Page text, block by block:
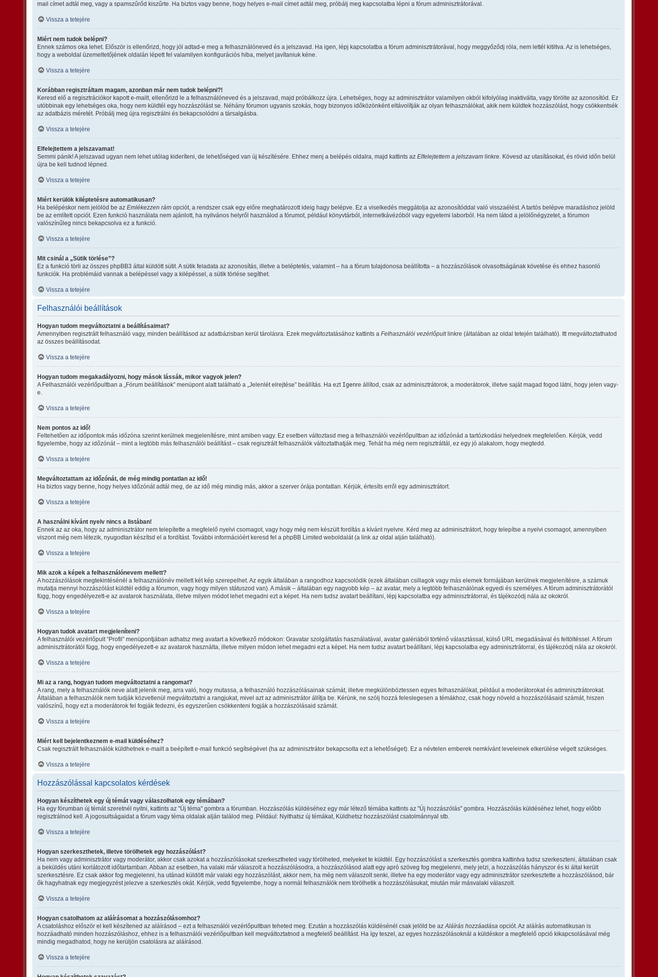
mail címet adtál meg, vagy a spamszűrőd kiszűrte. Ha biztos vagy benne, hogy helyes e-mail címet adtál meg, próbálj meg kapcsolatba lépni a fórum adminisztrátorával.
Vissza a tetejére
Miért nem tudok belépni?
Ennek számos oka lehet. Először is ellenőrizd, hogy jól adtad-e meg a felhasználóneved és a jelszavad. Ha igen, lépj kapcsolatba a fórum adminisztrátorával, hogy meggyőződj róla, nem lettél kitiltva. Az is lehetséges,
hogy a weboldal üzemeltetőjének oldalán lépett fel valamilyen konfigurációs hiba, melyet javítaniuk kéne.
Vissza a tetejére
Korábban regisztráltam magam, azonban már nem tudok belépni?!
Keresd elő a regisztrációkor kapott e-mailt, ellenőrizd le a felhasználóneved és a jelszavad, majd próbálkozz újra. Lehetséges, hogy az adminisztrátor valamilyen okból kifolyólag inaktiválta, vagy törölte az azonosítód. Ez
utóbbinak egy lehetséges oka, hogy nem küldtél egy hozzászólást se. Néhány fórumon ugyanis szokás, hogy bizonyos időközönként eltávolítják az olyan felhasználókat, akik nem küldtek hozzászólást, hogy csökkentsék
az adatbázis méretét. Próbálj meg újra regisztrálni és bekapcsolódni a társalgásba.
Vissza a tetejére
Elfelejtettem a jelszavamat!
Semmi pánik! A jelszavad ugyan nem lehet utólag kideríteni, de lehetőséged van új készítésére. Ehhez menj a belépés oldalra, majd kattints azElfelejtettem a jelszavam linkre. Kövesd az utasításokat, és rövid időn belül
újra be kell tudnod lépned.
Vissza a tetejére
Miért kerülök kiléptetésre automatikusan?
Ha belépéskor nem jelölöd be azEmlékezzen rám opciót, a rendszer csak egy előre meghatározott ideig hagy belépve. Ez a viselkedés meggátolja az azonosítóddal való visszaélést. A tartós belépve maradáshoz jelöld
be az említett opciót. Ezen funkció használata nem ajánlott, ha nyilvános helyről használod a fórumot, például könyvtárból, internetkávézóból vagy egyetemi laborból. Ha nem látod a jelölőnégyzetet, a fórumon
valószínűleg nincs bekapcsolva ez a funkció.
Vissza a tetejére
Mit csinál a „Sütik törlése”?
Ez a funkció törli az összes phpBB3 által küldött sütit. A sütik feladata az azonosítás, illetve a beléptetés, valamint – ha a fórum tulajdonosa beállította – a hozzászólások olvasottságának követése és ehhez hasonló
funkciók. Ha problémáid vannak a belépéssel vagy a kilépéssel, a sütik törlése segíthet.
Vissza a tetejére
Felhasználói beállítások
Hogyan tudom megváltoztatni a beállításaimat?
Amennyiben regisztrált felhasználó vagy, minden beállításod az adatbázisban kerül tárolásra. Ezek megváltoztatásához kattints aFelhasználói vezérlőpultlinkre (általában az oldal tetején található). Itt megváltoztathatod
az összes beállításodat.
Vissza a tetejére
Hogyan tudom megakadályozni, hogy mások lássák, mikor vagyok jelen?
A Felhasználói vezérlőpultban a „Fórum beállítások” menüpont alatt található a „Jelenlét elrejtése” beállítás. Ha ezt Igenre állítod, csak az adminisztrátorok, a moderátorok, illetve saját magad fogod látni, hogy jelen vagy-
e.
Vissza a tetejére
Nem pontos az idő!
Feltehetően az időpontok más időzóna szerint kerülnek megjelenítésre, mint amiben vagy. Ez esetben változtasd meg a felhasználói vezérlőpultban az időzónád a tartózkodási helyednek megfelelően. Kérjük, vedd
figyelembe, hogy az időzónát – mint a legtöbb más felhasználói beállítást – csak regisztrált felhasználók változtathatják meg. Tehát ha még nem regisztráltál, ez egy jó alakalom, hogy megtedd.
Vissza a tetejére
Megváltoztattam az időzónát, de még mindig pontatlan az idő!
Ha biztos vagy benne, hogy helyes időzónát adtál meg, de az idő még mindig más, akkor a szerver órája pontatlan. Kérjük, értesíts erről egy adminisztrátort.
Vissza a tetejére
A használni kívánt nyelv nincs a listában!
Ennek az az oka, hogy az adminisztrátor nem telepítette a megfelelő nyelvi csomagot, vagy hogy még nem készült fordítás a kívánt nyelvre. Kérd meg az adminisztrátort, hogy telepítse a nyelvi csomagot, amennyiben
viszont még nem létezik, nyugodtan készítsd el a fordítást. További információért keresd fel a phpBB Limited weboldalát (a link az oldal alján található).
Vissza a tetejére
Mik azok a képek a felhasználónevem mellett?
A hozzászólások megtekintésénél a felhasználónév mellett két kép szerepelhet. Az egyik általában a rangodhoz kapcsolódik (ezek általában csillagok vagy más elemek formájában kerülnek megjelenítésre, a számuk
mutatja mennyi hozzászólást küldtél eddig a fórumon, vagy hogy milyen státuszod van). A másik – általában egy nagyobb kép – az avatar, mely a legtöbb felhasználónak egyedi és személyes. A fórum adminisztrátorától
függ, hogy engedélyezett-e az avatarok használata, illetve milyen módot lehet megadni ezt a képet. Ha nem tudsz avatart beállítani, lépj kapcsolatba egy adminisztrátorral, és tájékozódj nála az okokról.
Vissza a tetejére
Hogyan tudok avatart megjeleníteni?
A felhasználói vezérlőpult “Profil” menüpontjában adhatsz meg avatart a következő módokon: Gravatar szolgáltatás használatával, avatar galériából történő választással, külső URL megadásával és feltöltéssel. A fórum
adminisztrátorától függ, hogy engedélyezett-e az avatarok használta, illetve milyen módon lehet megadni ezt a képet. Ha nem tudsz avatart beállítani, lépj kapcsolatba egy adminisztrátorral, és tájékozódj nála az okokról.
Vissza a tetejére
Mi az a rang, hogyan tudom megváltoztatni a rangomat?
A rang, mely a felhasználók neve alatt jelenik meg, arra való, hogy mutassa, a felhasználó hozzászólásainak számát, illetve megkülönböztessen egyes felhasználókat, például a moderátorokat és adminisztrátorokat.
Általában a felhasználók nem tudják közvetlenül megváltoztatni a rangjukat, mivel azt az adminisztrátor állítja be. Kérünk, ne szólj hozzá feleslegesen a témákhoz, csak hogy növeld a hozzászólásaid számát, hiszen
valószínű, hogy ezt a moderátorok fel fogják fedezni, és egyszerűen csökkenteni fogják a hozzászólásaid számát.
Vissza a tetejére
Miért kell bejelentkeznem e-mail küldéséhez?
Csak regisztrált felhasználók küldhetnek e-mailt a beépített e-mail funkció segítségével (ha az adminisztrátor bekapcsolta ezt a lehetőséget). Ez a névtelen emberek nemkívánt leveleinek elkerülése végett szükséges.
Vissza a tetejére
Hozzászólással kapcsolatos kérdések
Hogyan készíthetek egy új témát vagy válaszolhatok egy témában?
Ha egy fórumban új témát szeretnél nyitni, kattints az "Új téma" gombra a fórumban. Hozzászólás küldéséhez egy már létező témába kattints az "Új hozzászólás" gombra. Hozzászólás küldéséhez lehet, hogy előbb
regisztrálnod kell. A jogosultságaidat a fórum vagy téma oldalak alján találod meg. Például: Nyithatsz új témákat, Küldhetsz hozzászólást csatolmánnyal stb.
Vissza a tetejére
Hogyan szerkeszthetek, illetve törölhetek egy hozzászólást?
Ha nem vagy adminisztrátor vagy moderátor, akkor csak azokat a hozzászólásokat szerkesztheted vagy törölheted, melyeket te küldtél. Egy hozzászólást a szerkesztés gombra kattintva tudsz szerkeszteni, általában csak
a beküldés utáni korlátozott időtartamban. Abban az esetben, ha valaki már válaszolt a hozzászólásodra, a hozzászólásod alatt egy apró szöveg fog megjelenni, mely jelzi, a hozzászólás hányszor és ki által került
szerkesztésre. Ez csak akkor fog megjelenni, ha utánad küldött már valaki egy hozzászólást, akkor nem, ha még nem válaszolt senki, illetve ha egy moderátor vagy egy adminisztrátor szerkesztette a hozzászólásod, bár
ők hagyhatnak egy megjegyzést jelezve a szerkesztés okát. Kérjük, vedd figyelembe, hogy a normál felhasználók nem törölhetik a hozzászólásukat, miután már másvalaki válaszolt.
Vissza a tetejére
Hogyan csatolhatom az aláírásomat a hozzászólásomhoz?
A csatoláshoz először el kell készítened az aláírásod – ezt a felhasználói vezérlőpultban teheted meg. Ezután a hozzászólás küldésénél csak jelöld be azAláírás hozzáadása opciót. Az aláírás automatikusan is
hozzáadható minden hozzászóláshoz, ehhez is a felhasználói vezérlőpultban kell megváltoztatnod a megfelelő beállítást. Ha így teszel, az egyes hozzászólásoknál a küldéskor a megfelelő opció kikapcsolásával még
mindig megadhatod, hogy ne kerüljön csatolásra az aláírásod.
Vissza a tetejére